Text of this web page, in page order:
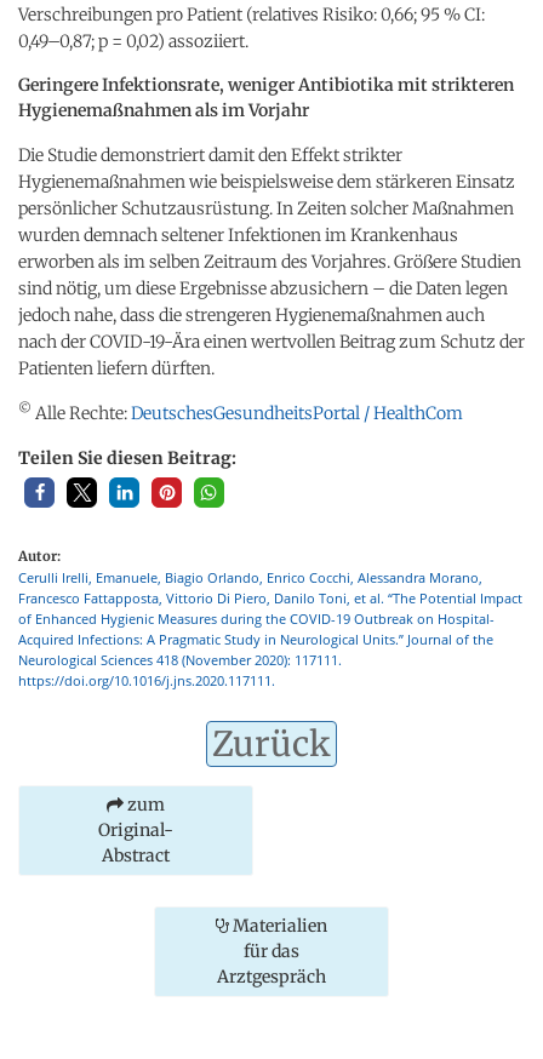
Verschreibungen pro Patient (relatives Risiko: 0,66; 95 % CI:
0,49–0,87; p = 0,02) assoziiert.
Geringere Infektionsrate, weniger Antibiotika mit strikteren
Hygienemaßnahmen als im Vorjahr
Die Studie demonstriert damit den Effekt strikter
Hygienemaßnahmen wie beispielsweise dem stärkeren Einsatz
persönlicher Schutzausrüstung. In Zeiten solcher Maßnahmen
wurden demnach seltener Infektionen im Krankenhaus
erworben als im selben Zeitraum des Vorjahres. Größere Studien
sind nötig, um diese Ergebnisse abzusichern – die Daten legen
jedoch nahe, dass die strengeren Hygienemaßnahmen auch
nach der COVID-19-Ära einen wertvollen Beitrag zum Schutz der
Patienten liefern dürften.
© Alle Rechte:DeutschesGesundheitsPortal / HealthCom
Teilen Sie diesen Beitrag:
Autor:
Cerulli Irelli, Emanuele, Biagio Orlando, Enrico Cocchi, Alessandra Morano,
Francesco Fattapposta, Vittorio Di Piero, Danilo Toni, et al. “The Potential Impact
of Enhanced Hygienic Measures during the COVID-19 Outbreak on Hospital-
Acquired Infections: A Pragmatic Study in Neurological Units.” Journal of the
Neurological Sciences 418 (November 2020): 117111.
https://doi.org/10.1016/j.jns.2020.117111.
Zurück
zum
Original-
Abstract
Materialien
für das
Arztgespräch